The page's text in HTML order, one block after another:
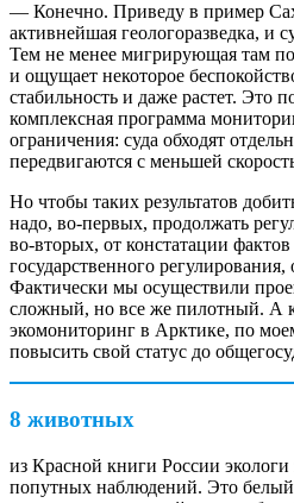
— Конечно. Приведу в пример
активнейшая геологоразведка, и
Тем не менее мигрирующая там
и ощущает некоторое
стабильность и даже растет. Это
комплексная программа
ограничения: суда обходят
передвигаются с меньшей
Но чтобы таких результатов
надо, во‑первых, продолжать
во‑вторых, от констатации
государственного
Фактически мы осуществили
сложный, но все же пилотный. А
экомониторинг в Арктике, по
повысить свой статус до
8 животных
из Красной книги России экологи
попутных наблюдений. Это белый